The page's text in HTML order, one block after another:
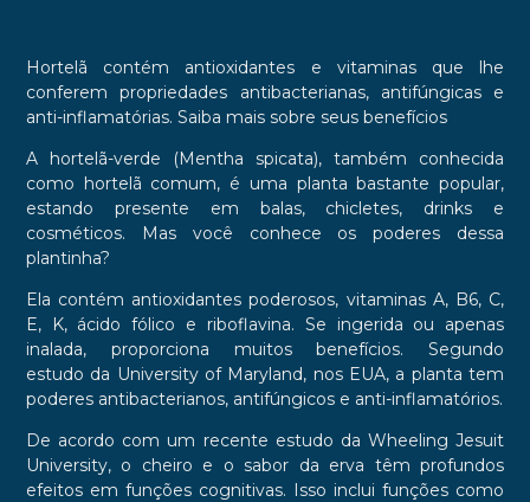
Hortelã contém antioxidantes e vitaminas que lhe
conferem propriedades antibacterianas, antifúngicas e
anti-inflamatórias. Saiba mais sobre seus benefícios
A hortelã-verde (Mentha spicata), também conhecida
como hortelã comum, é uma planta bastante popular,
estando presente em balas, chicletes, drinks e
cosméticos. Mas você conhece os poderes dessa
plantinha?
Ela contém antioxidantes poderosos, vitaminas A, B6, C,
E, K, ácido fólico e riboflavina. Se ingerida ou apenas
inalada, proporciona muitos benefícios. Segundo
estudo da University of Maryland, nos EUA, a planta tem
poderes antibacterianos, antifúngicos e anti-inflamatórios.
De acordo com um recente estudo da Wheeling Jesuit
University, o cheiro e o sabor da erva têm profundos
efeitos em funções cognitivas. Isso inclui funções como